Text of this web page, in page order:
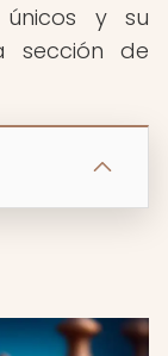
y su
sección de